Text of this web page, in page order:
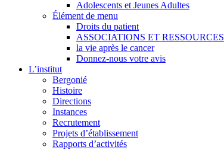
Adolescents et Jeunes Adultes
Élément de menu
Droits du patient
ASSOCIATIONS ET RESSOURCES
la vie après le cancer
Donnez-nous votre avis
L’institut
Bergonié
Histoire
Directions
Instances
Recrutement
Projets d’établissement
Rapports d’activités